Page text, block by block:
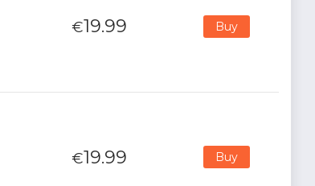
€19.99 Buy
€19.99 Buy